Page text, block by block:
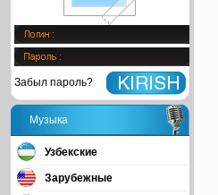
Забыл пароль?
Музыка
Узбекские
Зарубежные